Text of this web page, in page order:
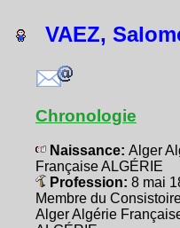
VAEZ,
Chronologie
Naissance: Alger
Française ALGÉRIE
Profession: 8 mai
Membre du
Alger Algérie